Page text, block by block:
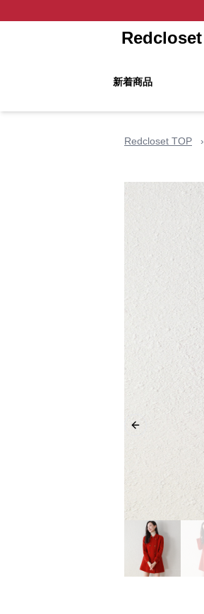
Redcloset
新着商品
Redcloset TOP ›
Previous slide